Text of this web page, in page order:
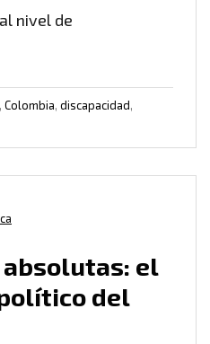
nivel de
, Colombia, discapacidad,
el
del